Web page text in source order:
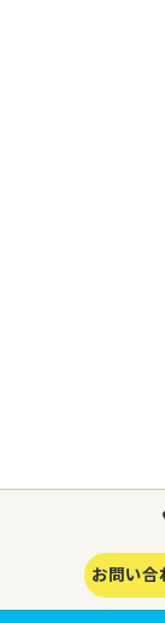
お問い合